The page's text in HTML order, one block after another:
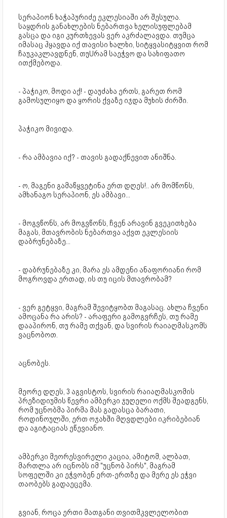
სერაპიონ ხაჭაპურიძე ეკლესიაში არ შესულა.
საყდრის განახლების ნებართვა ხელისუფლებამ
გასცა და იგი კურთხევას ვერ აკრძალავდა. თუმცა
იმასაც ჰყავდა იქ თავისი ხალხი, სიტყვასიტყვით რომ
ჩაუკაკლავდნენ, თუUრამ საეჭვო და სახიფათო
ითქმებოდა.
- პაჭიკო, მოდი აქ! - დაუძახა ერთს, გარეთ რომ
გამოსულიყო და ყორის ქვაზე იჯდა მუხის ძირში.
პაჭიკო მივიდა.
- რა ამბავია იქ? - თავის გადაქნევით ანიშნა.
- ო, მაგენი გამაწყვეტინა ერთ დღეს!.. არ მომწონს,
ამხანაგო სერაპიონ, ეს ამბავი...
- მოგვწონს, არ მოგვწონს, ჩვენ არავინ გვეკითხება
მაგას, მთავრობის ნებართვა აქვთ ეკლესიის
დაბრუნებაზე...
- დაბრუნებაზე კი, მარა ეს ამდენი ანაფორიანი რომ
მოგროვდა ერთად, ის თუ იცის მთავრობამ?
- ვერ გეტყვი, მაგრამ შევიტყობთ მაგასაც. ახლა ჩვენი
ამოცანა რა არის? - არაფერი გამოგვრჩეს, თუ რამე
დააპირონ, თუ რამე თქვან, და სვირის რაიაღმასკომს
ვაცნობოთ.
აცნობეს.
მეორე დღეს, 3 აგვისტოს, სვირის რაიაღმასკომის
პრეზიდიუმის წევრი ამბერკი ჯუღელი ოქმს შეადგენს,
რომ უცნობმა პირმა მას გადასცა ბარათი,
როდინოულში, ერთ ოჯახში მღვდლები იკრიბებიან
და აგიტაციას ეწევიანო.
ამბერკი მეორესვირელი კაცია, ამიტომ, ალბათ,
მართლა არ იცნობს იმ "უცნობ პირს", მაგრამ
სოფელში კი ეჭვობენ ერთ-ერთზე და მერე ეს ეჭვი
თაობებს გადაეცემა.
გვიან, როცა ერთი მათგანი თვითმკვლელობით